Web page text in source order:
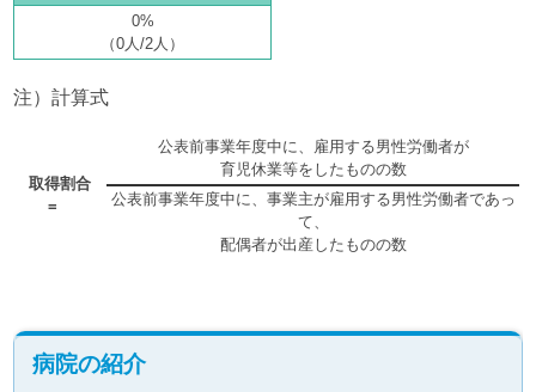
0%
（0人/2人）
注）計算式
取得割合
=
公表前事業年度中に、雇用する男性労働者が
育児休業等をしたものの数
公表前事業年度中に、事業主が雇用する男性労働者であっ
て、
配偶者が出産したものの数
病院の紹介